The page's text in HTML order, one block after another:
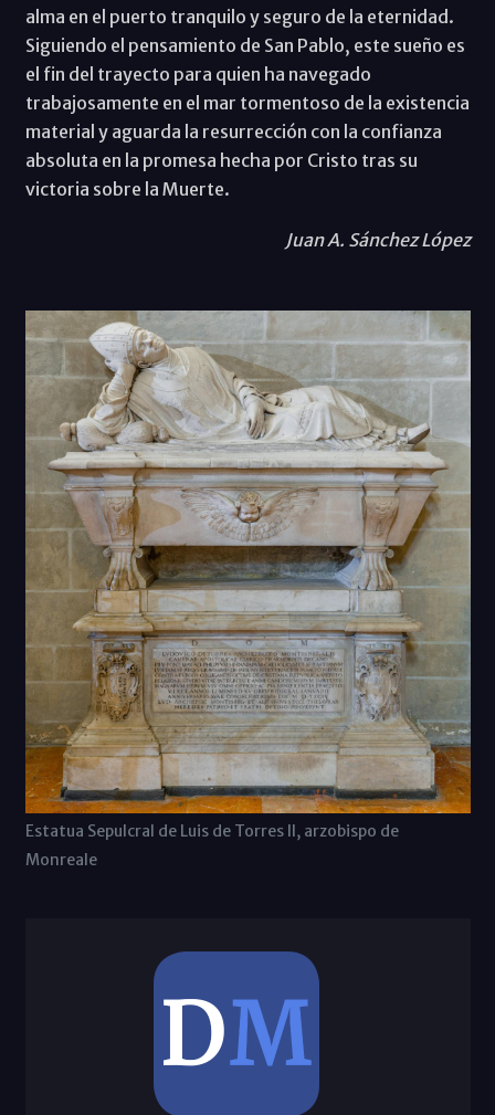
alma en el puerto tranquilo y seguro de la eternidad.
Siguiendo el pensamiento de San Pablo, este sueño es
el fin del trayecto para quien ha navegado
trabajosamente en el mar tormentoso de la existencia
material y aguarda la resurrección con la confianza
absoluta en la promesa hecha por Cristo tras su
victoria sobre la Muerte.
Juan A. Sánchez López
Estatua Sepulcral de Luis de Torres II, arzobispo de
Monreale